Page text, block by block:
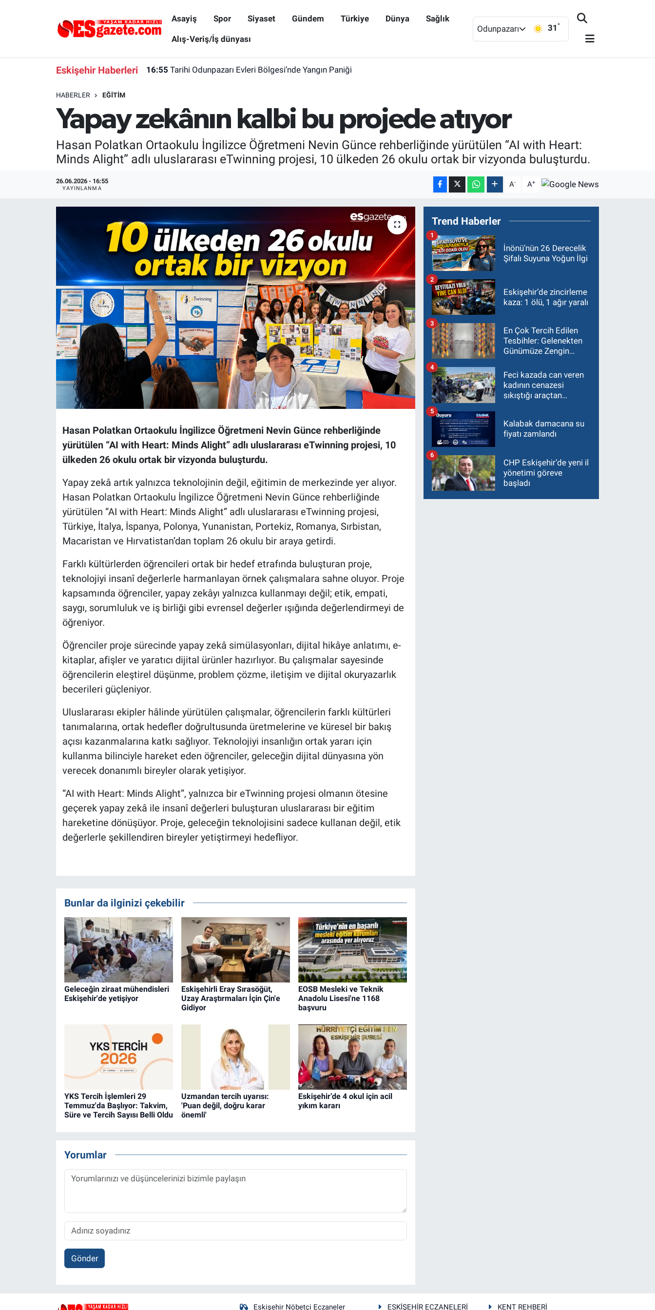
Asayiş Spor Siyaset Gündem Türkiye Dünya Sağlık
Alış-Veriş/İş dünyası
Odunpazarı 31 °
Eskişehir Haberleri 16:55 Tarihi Odunpazarı Evleri Bölgesi’nde Yangın Paniği
HABERLER EĞITIM
Yapay zekânın kalbi bu projede atıyor
Hasan Polatkan Ortaokulu İngilizce Öğretmeni Nevin Günce rehberliğinde yürütülen “AI with Heart:
Minds Alight” adlı uluslararası eTwinning projesi, 10 ülkeden 26 okulu ortak bir vizyonda buluşturdu.
26.06.2026 - 16:55
YAYINLANMA A- A+
Hasan Polatkan Ortaokulu İngilizce Öğretmeni Nevin Günce rehberliğinde
yürütülen “AI with Heart: Minds Alight” adlı uluslararası eTwinning projesi, 10
ülkeden 26 okulu ortak bir vizyonda buluşturdu.
Yapay zekâ artık yalnızca teknolojinin değil, eğitimin de merkezinde yer alıyor.
Hasan Polatkan Ortaokulu İngilizce Öğretmeni Nevin Günce rehberliğinde
yürütülen “AI with Heart: Minds Alight” adlı uluslararası eTwinning projesi,
Türkiye, İtalya, İspanya, Polonya, Yunanistan, Portekiz, Romanya, Sırbistan,
Macaristan ve Hırvatistan’dan toplam 26 okulu bir araya getirdi.
Farklı kültürlerden öğrencileri ortak bir hedef etrafında buluşturan proje,
teknolojiyi insanî değerlerle harmanlayan örnek çalışmalara sahne oluyor. Proje
kapsamında öğrenciler, yapay zekâyı yalnızca kullanmayı değil; etik, empati,
saygı, sorumluluk ve iş birliği gibi evrensel değerler ışığında değerlendirmeyi de
öğreniyor.
Öğrenciler proje sürecinde yapay zekâ simülasyonları, dijital hikâye anlatımı, e-
kitaplar, afişler ve yaratıcı dijital ürünler hazırlıyor. Bu çalışmalar sayesinde
öğrencilerin eleştirel düşünme, problem çözme, iletişim ve dijital okuryazarlık
becerileri güçleniyor.
Uluslararası ekipler hâlinde yürütülen çalışmalar, öğrencilerin farklı kültürleri
tanımalarına, ortak hedefler doğrultusunda üretmelerine ve küresel bir bakış
açısı kazanmalarına katkı sağlıyor. Teknolojiyi insanlığın ortak yararı için
kullanma bilinciyle hareket eden öğrenciler, geleceğin dijital dünyasına yön
verecek donanımlı bireyler olarak yetişiyor.
“AI with Heart: Minds Alight”, yalnızca bir eTwinning projesi olmanın ötesine
geçerek yapay zekâ ile insanî değerleri buluşturan uluslararası bir eğitim
hareketine dönüşüyor. Proje, geleceğin teknolojisini sadece kullanan değil, etik
değerlerle şekillendiren bireyler yetiştirmeyi hedefliyor.
Bunlar da ilginizi çekebilir
Geleceğin ziraat mühendisleri
Eskişehir'de yetişiyor
Eskişehirli Eray Sırasöğüt,
Uzay Araştırmaları İçin Çin'e
Gidiyor
EOSB Mesleki ve Teknik
Anadolu Lisesi'ne 1168
başvuru
YKS Tercih İşlemleri 29
Temmuz'da Başlıyor: Takvim,
Süre ve Tercih Sayısı Belli Oldu
Uzmandan tercih uyarısı:
'Puan değil, doğru karar
önemli'
Eskişehir’de 4 okul için acil
yıkım kararı
Yorumlar
Gönder
Trend Haberler
İnönü’nün 26 Derecelik
Şifalı Suyuna Yoğun İlgi
1
Eskişehir’de zincirleme
kaza: 1 ölü, 1 ağır yaralı
2
En Çok Tercih Edilen
Tesbihler: Gelenekten
Günümüze Zengin
3
Feci kazada can veren
kadının cenazesi
sıkıştığı araçtan
4
Kalabak damacana su
fiyatı zamlandı
5
CHP Eskişehir’de yeni il
yönetimi göreve
başladı
6
Eskişehir Nöbetçi Eczaneler ESKİŞEHİR ECZANELERİ KENT REHBERİ
Gündem
Eskişehirspor Arşivi
Eskişehir Arşivi
Röportaj
Ekonomi
Politika
Kütahya
Magazin
Bilim ve Teknoloji
Eskişehir Nöbetçi Eczaneler
Süper Lig Puan Durumu ve Fikstür
Son Dakika Haberleri
Haber Arşivi